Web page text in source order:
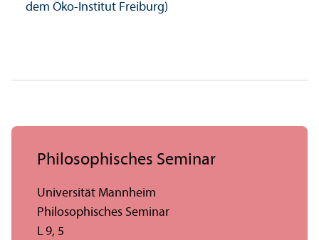
dem Öko-Institut Freiburg)
Philosophisches Seminar
Universität Mannheim
Philosophisches Seminar
L 9, 5